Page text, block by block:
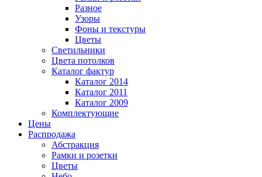
Разное
Узоры
Фоны и текстуры
Цветы
Светильники
Цвета потолков
Каталог фактур
Каталог 2014
Каталог 2011
Каталог 2009
Комплектующие
Цены
Распродажа
Абстракция
Рамки и розетки
Цветы